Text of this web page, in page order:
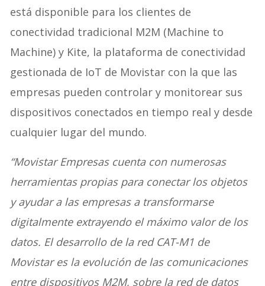
está disponible para los clientes de
conectividad tradicional M2M (Machine to
Machine) y Kite, la plataforma de conectividad
gestionada de IoT de Movistar con la que las
empresas pueden controlar y monitorear sus
dispositivos conectados en tiempo real y desde
cualquier lugar del mundo.
“Movistar Empresas cuenta con numerosas
herramientas propias para conectar los objetos
y ayudar a las empresas a transformarse
digitalmente extrayendo el máximo valor de los
datos. El desarrollo de la red CAT-M1 de
Movistar es la evolución de las comunicaciones
entre dispositivos M2M, sobre la red de datos